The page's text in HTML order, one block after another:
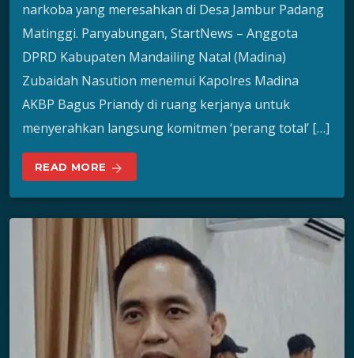
narkoba yang meresahkan di Desa Jambur Padang
Matinggi. Panyabungan, StartNews – Anggota
DPRD Kabupaten Mandailing Natal (Madina)
Zubaidah Nasution menemui Kapolres Madina
AKBP Bagus Priandy di ruang kerjanya untuk
menyerahkan langsung komitmen ‘perang total’ […]
READ MORE arrow_forward